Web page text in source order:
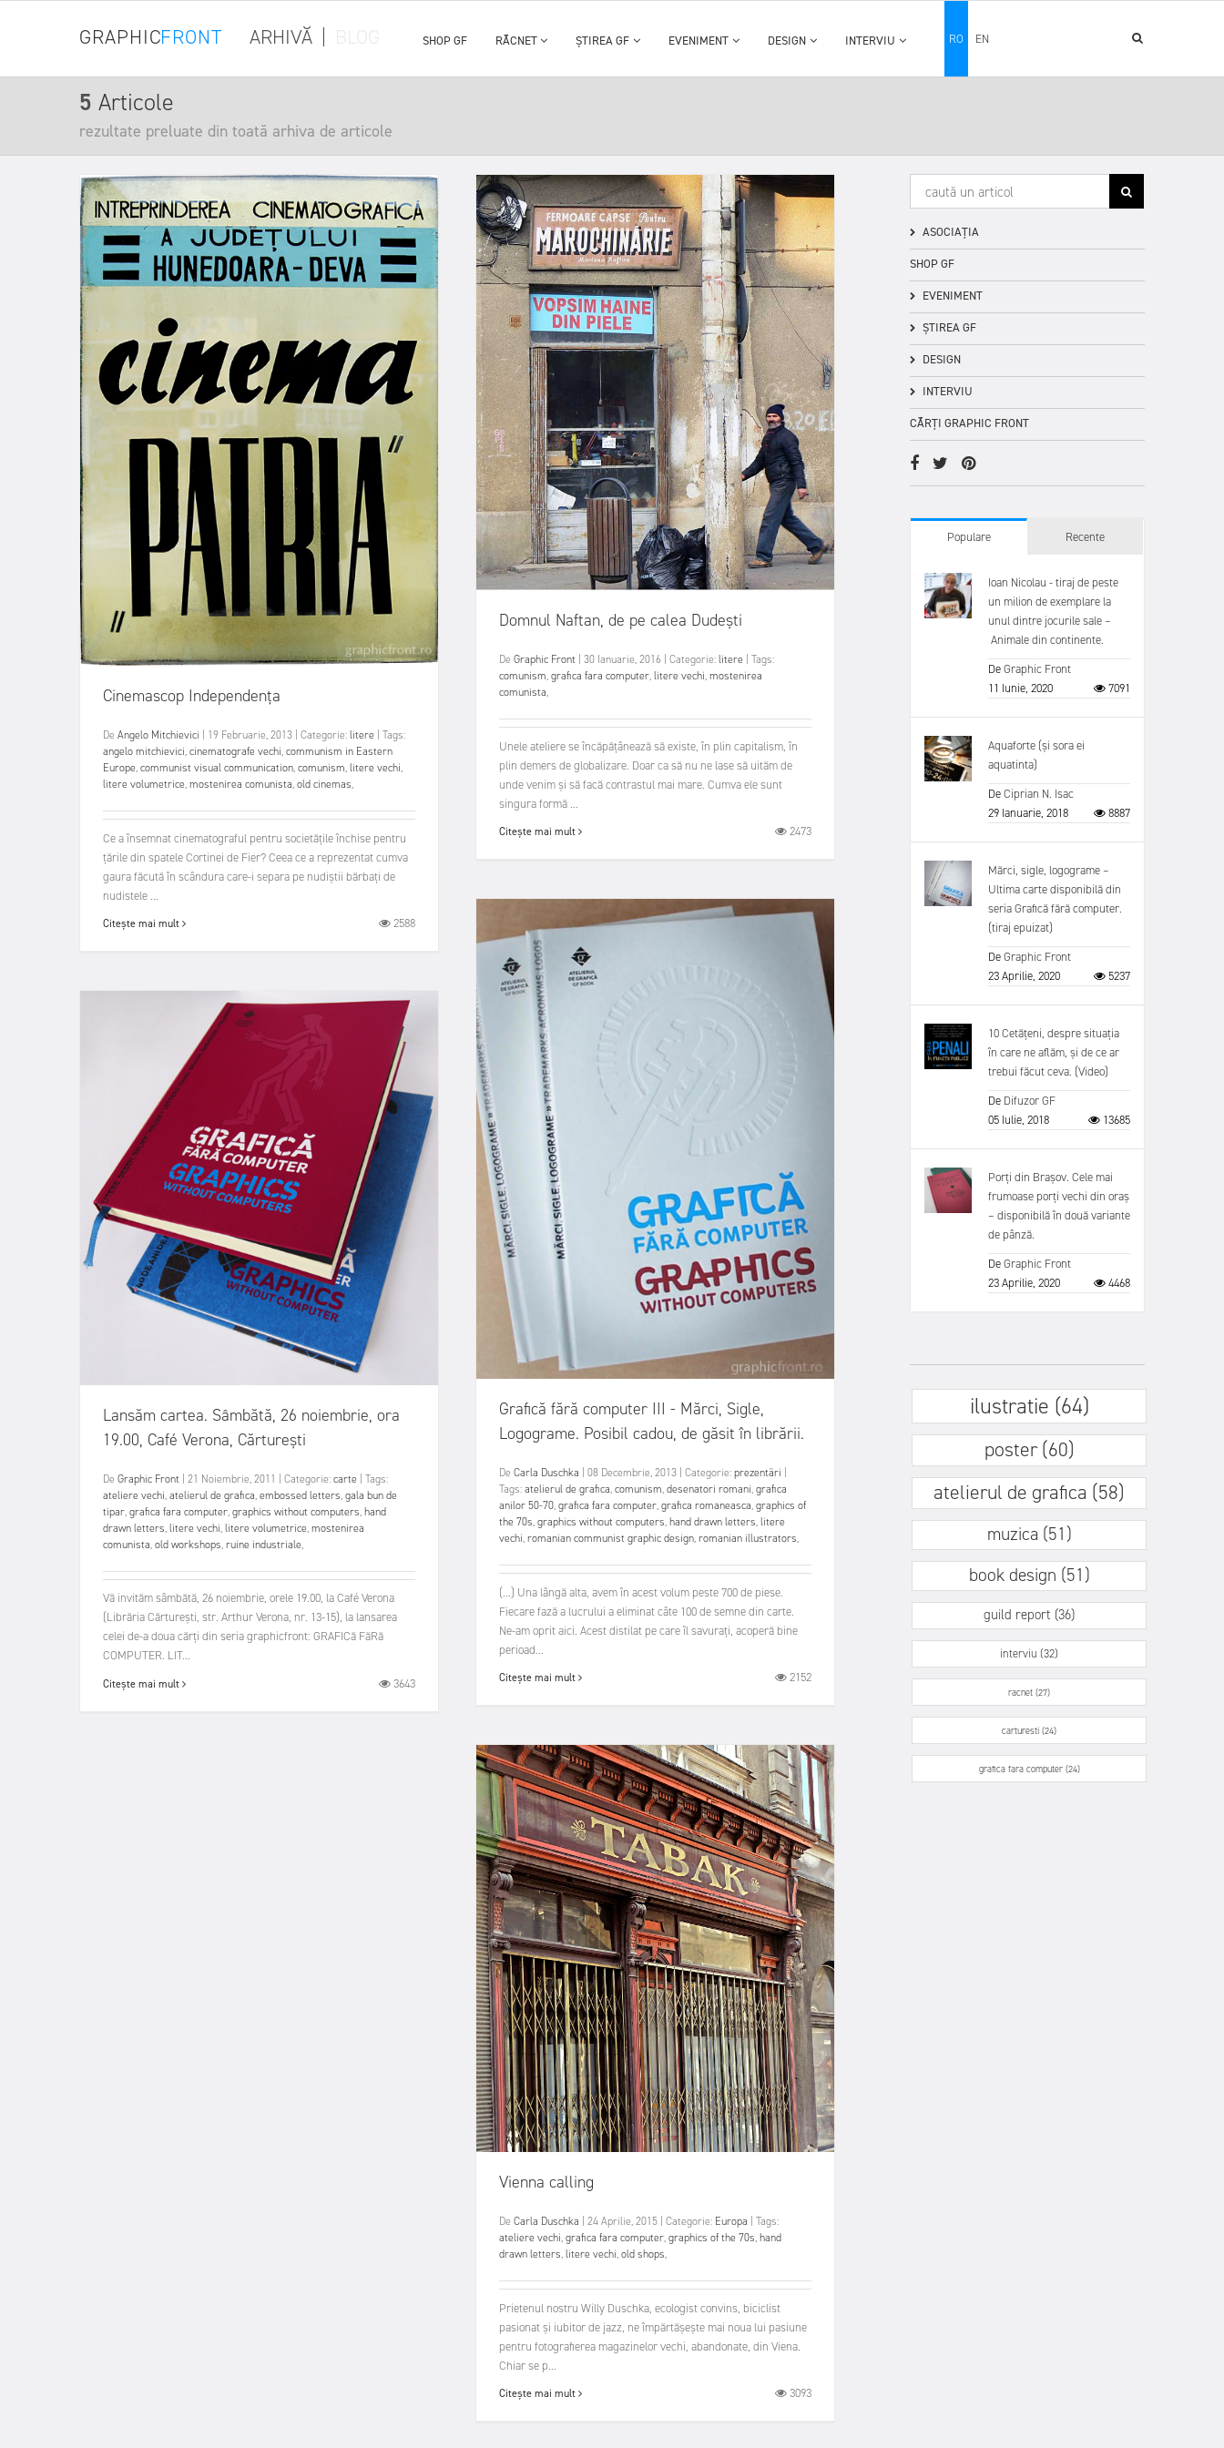
GRAPHICFRONT ARHIVĂ SHOP GF RĂCNET ȘTIREA GF EVENIMENT DESIGN INTERVIU RO EN
5 Articole
rezultate preluate din toată arhiva de articole
Cinemascop Independenţa
De Angelo Mitchievici 19 Februarie, 2013 Categorie:litere
Tags:
angelo mitchievici,cinematografe vechi,communism in Eastern
Europe,communist visual communication,comunism,litere vechi,
litere volumetrice,mostenirea comunista,old cinemas,
Ce a însemnat cinematograful pentru societăţile închise pentru
ţările din spatele Cortinei de Fier? Ceea ce a reprezentat cumva
gaura făcută în scândura care-i separa pe nudiştii bărbaţi de
nudistele ...
Citește mai mult 2588
Domnul Naftan, de pe calea Dudești
De Graphic Front 30 Ianuarie, 2016 Categorie:litere
Tags:
comunism,grafica fara computer,litere vechi,mostenirea
comunista,
Unele ateliere se încăpățânează să existe, în plin capitalism, în
plin demers de globalizare. Doar ca să nu ne lase să uităm de
unde venim și să facă contrastul mai mare. Cumva ele sunt
singura formă ...
Citește mai mult 2473
Grafică fără computer III - Mărci, Sigle,
Logograme. Posibil cadou, de găsit în librării.
De Carla Duschka 08 Decembrie, 2013 Categorie:prezentări
Tags:atelierul de grafica,comunism,desenatori romani,grafica
anilor 50-70,grafica fara computer,grafica romaneasca,graphics of
the 70s,graphics without computers,hand drawn letters,litere
vechi,romanian communist graphic design,romanian illustrators,
(...) Una lângă alta, avem în acest volum peste 700 de piese.
Fiecare fază a lucrului a eliminat câte 100 de semne din carte.
Ne-am oprit aici. Acest distilat pe care îl savurați, acoperă bine
perioad...
Citește mai mult 2152
Lansăm cartea. Sâmbătă, 26 noiembrie, ora
19.00, Café Verona, Cărturești
De Graphic Front 21 Noiembrie, 2011 Categorie:carte
Tags:
ateliere vechi,atelierul de grafica,embossed letters,gala bun de
tipar,grafica fara computer,graphics without computers,hand
drawn letters,litere vechi,litere volumetrice,mostenirea
comunista,old workshops,ruine industriale,
Vă invităm sâmbătă, 26 noiembrie, orele 19.00, la Café Verona
(Librăria Cărturești, str. Arthur Verona, nr. 13-15), la lansarea
celei de-a doua cărți din seria graphicfront: GRAFICă FăRă
COMPUTER. LIT...
Citește mai mult 3643
Vienna calling
De Carla Duschka 24 Aprilie, 2015 Categorie: Europa
Tags:
ateliere vechi,grafica fara computer,graphics of the 70s,hand
drawn letters,litere vechi,old shops,
Prietenul nostru Willy Duschka, ecologist convins, biciclist
pasionat și iubitor de jazz, ne împărtășește mai noua lui pasiune
pentru fotografierea magazinelor vechi, abandonate, din Viena.
Chiar se p...
Citește mai mult 3093
ASOCIAȚIA
SHOP GF
EVENIMENT
ȘTIREA GF
DESIGN
INTERVIU
CĂRȚI GRAPHIC FRONT
Populare Recente
Ioan Nicolau - tiraj de peste
un milion de exemplare la
unul dintre jocurile sale –
Animale din continente.
DeGraphic Front
11 Iunie, 2020
7091
Aquaforte (și sora ei
aquatinta)
DeCiprian N. Isac
29 Ianuarie, 2018
8887
Mărci, sigle, logograme –
Ultima carte disponibilă din
seria Grafică fără computer.
(tiraj epuizat)
DeGraphic Front
23 Aprilie, 2020
5237
10 Cetățeni, despre situația
în care ne aflăm, și de ce ar
trebui făcut ceva. (Video)
De Difuzor GF
05 Iulie, 2018
13685
Porți din Brașov. Cele mai
frumoase porți vechi din oraș
– disponibilă în două variante
de pânză.
DeGraphic Front
23 Aprilie, 2020
4468
ilustratie (64)
poster (60)
atelierul de grafica (58)
muzica (51)
book design (51)
guild report (36)
interviu (32)
racnet (27)
carturesti (24)
grafica fara computer (24)